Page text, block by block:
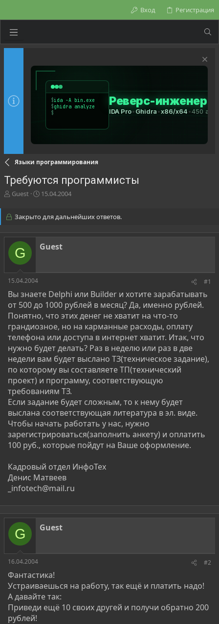
Вход Регистрация
Языки программирования
Требуются программисты
А
о
т
е
м
ы
Guest
Д
а
а
ч
а
15.04.2004
Закрыто для дальнейших ответов.
G Guest
15.04.2004 #1
Вы знаете Delphi или Builder и хотите зарабатывать
от 500 до 1000 рублей в месяц? Да, именно рублей.
Понятно, что этих денег не хватит на что-то
грандиозное, но на карманные расходы, оплату
телефона или доступа в интернет хватит. Итак, что
нужно будет делать? Раз в неделю или раз в две
недели вам будет выслано ТЗ(техническое задание),
по которому вы составляете ТП(технический
проект) и программу, соответствующую
требованиям ТЗ.
Если задание будет сложным, то к нему будет
выслана соответствующая литература в эл. виде.
Чтобы начать работать у нас, нужно
зарегистрироваться(заполнить анкету) и оплатить
100 руб., которые пойдут на Ваше оформление.
Кадровый отдел ИнфоТех
Денис Матвеев
_infotech@mail.ru
G Guest
16.04.2004 #2
Фантастика!
Устраиваешься на работу, так ещё и платить надо!
А давайте так:
Приведи ещё 10 своих другей и получи обратно 200
рублей!